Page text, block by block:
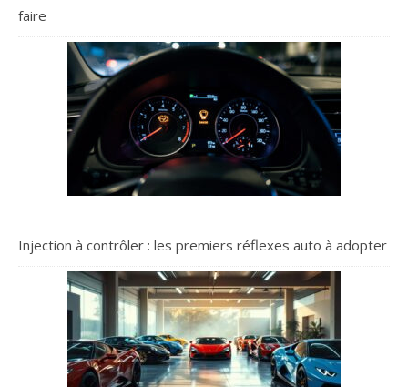
faire
Injection à contrôler : les premiers réflexes auto à adopter